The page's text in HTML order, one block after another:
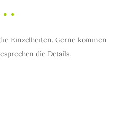
. .
Einzelheiten. Gerne kommen
die Details.